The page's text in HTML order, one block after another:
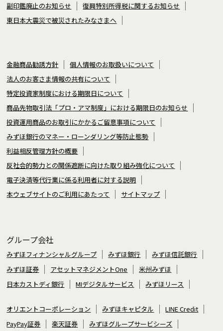
副印鑑廃止のお知らせ
復興特別所得税に関するお知らせ
東日本大震災で被災されたみなさまへ
金融商品勧誘方針
個人情報のお取扱いについて
法人のお客さま情報の共有について
特定投資家制度における期限日について
商品先物取引法「プロ・アマ制度」における期限日のお知らせ
投資運用商品のお取引にかかるご留意事項について
みずほ銀行のマネー・ローンダリング等防止態勢
利益相反管理方針の概要
反社会的勢力との関係遮断に向けた取り組み強化について
電子決済等代行業に係る利用者に対する説明
本ウェブサイトのご利用にあたって
サイトマップ
グループ会社
みずほフィナンシャルグループ みずほ銀行
みずほ信託銀行
みずほ証券
アセットマネジメントOne
米州みずほ
日本カストディ銀行
MIデジタルサービス みずほリース
オリエントコーポレーション みずほキャピタル
LINE Credit
PayPay証券
楽天証券 みずほグループサービシーズ